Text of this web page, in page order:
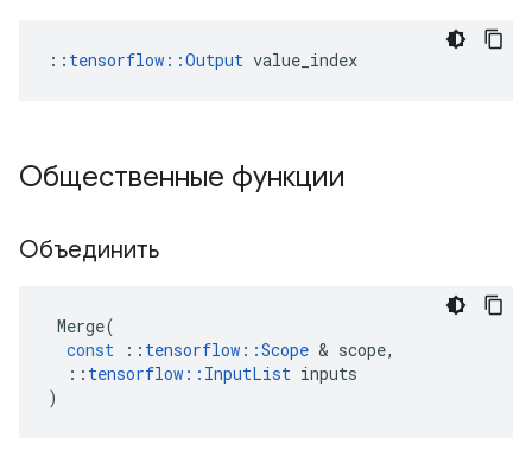
:: tensorflow::Output value_index
Общественные функции
Объединить
Merge(
const
:: tensorflow ::Scope & scope,
:: tensorflow :: InputList inputs
)